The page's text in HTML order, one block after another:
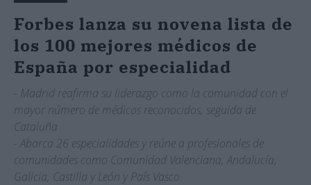
Forbes lanza su novena lista de
los 100 mejores médicos de
España por especialidad
- Madrid reafirma su liderazgo como la comunidad con el
mayor número de médicos reconocidos, seguida de
Cataluña
- Abarca 26 especialidades y reúne a profesionales de
comunidades como Comunidad Valenciana, Andalucía,
Galicia, Castilla y León y País Vasco